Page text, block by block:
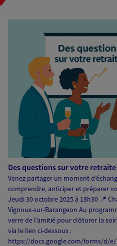
Des questions sur votre retraite
Venez partager un moment
comprendre, anticiper et préparer
Jeudi 30 octobre 2025 à 18h30 📍
Vignoux-sur-Barangeon Au
verre de l’amitié pour clôturer la
via le lien ci-dessous :
https://docs.google.com/forms/d/e/